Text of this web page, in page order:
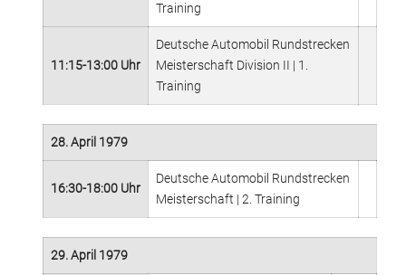
Training
11:15-13:00 Uhr
Deutsche Automobil Rundstrecken
Meisterschaft Division II | 1.
Training
28. April 1979
16:30-18:00 Uhr
Deutsche Automobil Rundstrecken
Meisterschaft | 2. Training
29. April 1979